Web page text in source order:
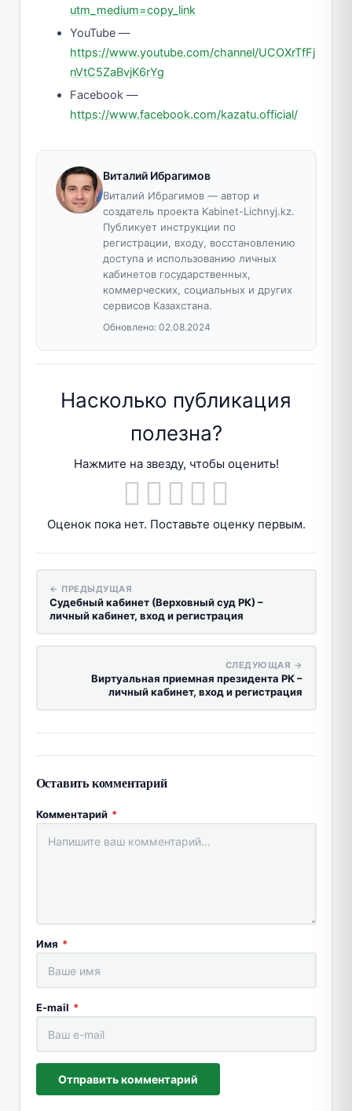
utm_medium=copy_link
YouTube —
https://www.youtube.com/channel/UCOXrTfFj
nVtC5ZaBvjK6rYg
Facebook —
https://www.facebook.com/kazatu.official/
Виталий Ибрагимов
Виталий Ибрагимов — автор и
создатель проекта Kabinet-Lichnyj.kz.
Публикует инструкции по
регистрации, входу, восстановлению
доступа и использованию личных
кабинетов государственных,
коммерческих, социальных и других
сервисов Казахстана.
Обновлено: 02.08.2024
Насколько публикация
полезна?
Нажмите на звезду, чтобы оценить!
Оценок пока нет. Поставьте оценку первым.
← ПРЕДЫДУЩАЯ
Судебный кабинет (Верховный суд РК) –
личный кабинет, вход и регистрация
СЛЕДУЮЩАЯ →
Виртуальная приемная президента РК –
личный кабинет, вход и регистрация
Оставить комментарий
Комментарий *
Имя *
E-mail *
Отправить комментарий